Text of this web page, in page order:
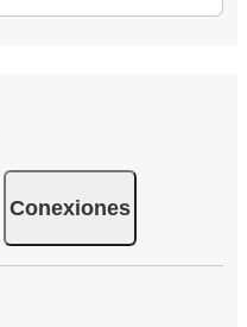
Conexiones